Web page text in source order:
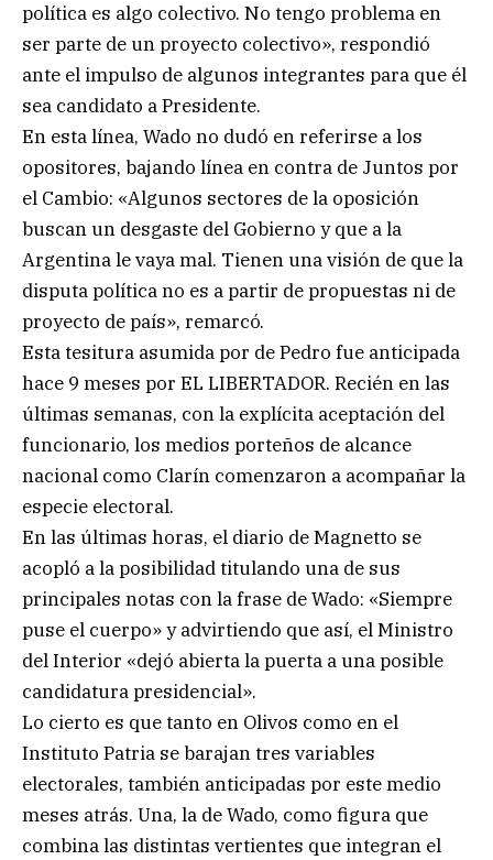
política es algo colectivo. No tengo problema en
ser parte de un proyecto colectivo», respondió
ante el impulso de algunos integrantes para que él
sea candidato a Presidente.
En esta línea, Wado no dudó en referirse a los
opositores, bajando línea en contra de Juntos por
el Cambio: «Algunos sectores de la oposición
buscan un desgaste del Gobierno y que a la
Argentina le vaya mal. Tienen una visión de que la
disputa política no es a partir de propuestas ni de
proyecto de país», remarcó.
Esta tesitura asumida por de Pedro fue anticipada
hace 9 meses por EL LIBERTADOR. Recién en las
últimas semanas, con la explícita aceptación del
funcionario, los medios porteños de alcance
nacional como Clarín comenzaron a acompañar la
especie electoral.
En las últimas horas, el diario de Magnetto se
acopló a la posibilidad titulando una de sus
principales notas con la frase de Wado: «Siempre
puse el cuerpo» y advirtiendo que así, el Ministro
del Interior «dejó abierta la puerta a una posible
candidatura presidencial».
Lo cierto es que tanto en Olivos como en el
Instituto Patria se barajan tres variables
electorales, también anticipadas por este medio
meses atrás. Una, la de Wado, como figura que
combina las distintas vertientes que integran el